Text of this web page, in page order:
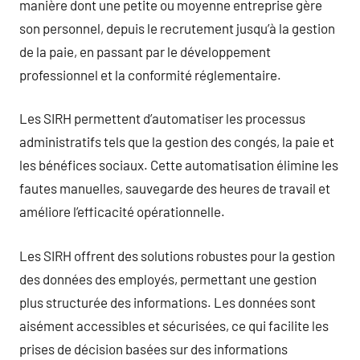
manière dont une petite ou moyenne entreprise gère
son personnel, depuis le recrutement jusqu’à la gestion
de la paie, en passant par le développement
professionnel et la conformité réglementaire.
Les SIRH permettent d’automatiser les processus
administratifs tels que la gestion des congés, la paie et
les bénéfices sociaux. Cette automatisation élimine les
fautes manuelles, sauvegarde des heures de travail et
améliore l’efficacité opérationnelle.
Les SIRH offrent des solutions robustes pour la gestion
des données des employés, permettant une gestion
plus structurée des informations. Les données sont
aisément accessibles et sécurisées, ce qui facilite les
prises de décision basées sur des informations